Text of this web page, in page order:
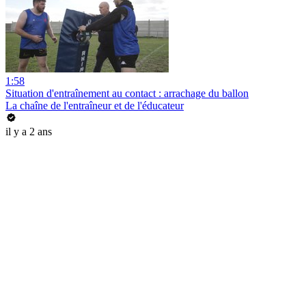
1:58
Situation d'entraînement au contact : arrachage du ballon
La chaîne de l'entraîneur et de l'éducateur
il y a 2 ans